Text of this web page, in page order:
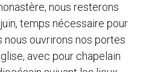
nous resterons
temps nécessaire pour
ouvrirons nos portes
avec pour chapelain